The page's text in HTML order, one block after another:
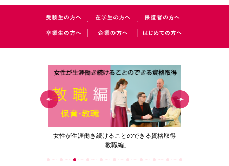
女性が生涯働き続けることのできる資格取得
「教職編」